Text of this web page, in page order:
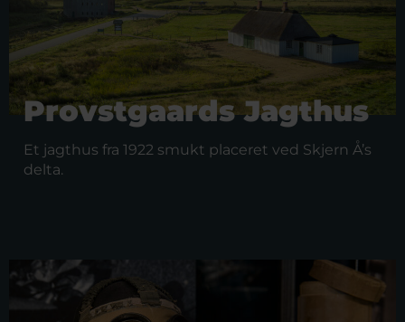
Provstgaards Jagthus
Et jagthus fra 1922 smukt placeret ved Skjern Å’s
delta.